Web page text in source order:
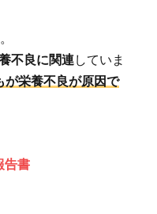
不良に関連していま
が栄養不良が原因で
告書